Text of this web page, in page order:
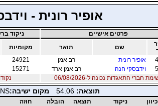
אופיר רונית -
פרטים אישיים
ניקוד
שם תואר מקומיות
אופיר רונית רב אמן 24921
וידבסקי חנה רב אמן ארד 15271
חברי התאגדות נכונה ל-06/08/2026
תוצאה: 54.06 מקום ישיבה:
כיוון ניקוד תוצאה הובלה חוזה